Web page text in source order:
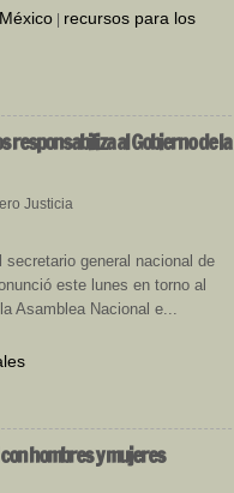
recursos para los
responsabiliza al Gobierno de la
Justicia
general nacional de
este lunes en torno al
Asamblea Nacional e...
hombres y mujeres